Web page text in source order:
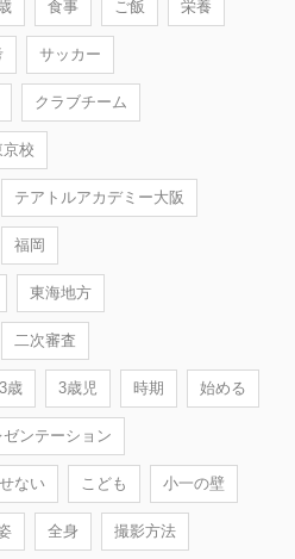
食事 ご飯 栄養
サッカー
クラブチーム
京校
テアトルアカデミー大阪
福岡
東海地方
二次審査
3歳 3歳児 時期 始める
ゼンテーション
ない こども 小一の壁
全身 撮影方法